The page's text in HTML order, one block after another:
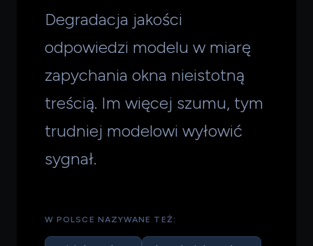
Degradacja jakości
odpowiedzi modelu w miarę
zapychania okna nieistotną
treścią. Im więcej szumu, tym
trudniej modelowi wyłowić
sygnał.
W POLSCE NAZYWANE TEŻ: